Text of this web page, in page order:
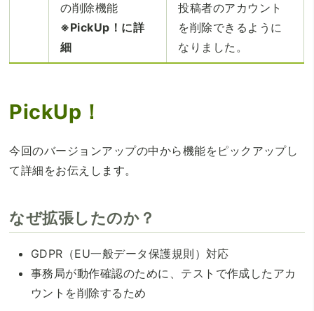
の削除機能
※PickUp！に詳
細
投稿者のアカウント
を削除できるように
なりました。
PickUp！
今回のバージョンアップの中から機能をピックアップし
て詳細をお伝えします。
なぜ拡張したのか？
GDPR（EU一般データ保護規則）対応
事務局が動作確認のために、テストで作成したアカ
ウントを削除するため